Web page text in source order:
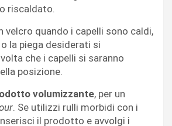
riscaldato.
velcro quando i capelli sono caldi,
la piega desiderati si
che i capelli si saranno
posizione.
volumizzante, per un
. Se utilizzi rulli morbidi con i
il prodotto e avvolgi i